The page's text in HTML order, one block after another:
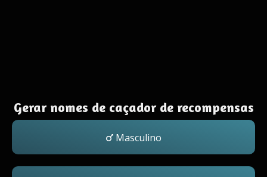
Gerar nomes de caçador de recompensas
Masculino